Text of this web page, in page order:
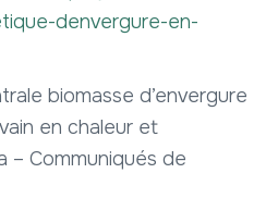
denvergure-en-
biomasse d’envergure
en chaleur et
– Communiqués de